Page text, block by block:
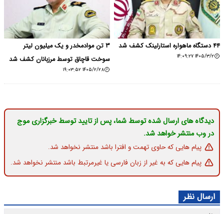
۴۴ دستگاه ماهواره استارلینک کشف شد
۱۴۰۵/۳/۲ ۱۴:۰۹:۲۷
۳ تن موادمخدر و یک میلیون لیتر
سوخت قاچاق توسط مرزبانان کشف شد
۱۴۰۵/۲/۲۸ ۱۹:۰۳:۵۲
دیدگاه های ارسال شده توسط شما، پس از تایید توسط خبرگزاری موج
در وب منتشر خواهد شد.
پیام هایی که حاوی تهمت و افترا باشد منتشر نخواهد شد.
پیام هایی که به غیر از زبان فارسی یا غیرمرتبط باشد منتشر نخواهد شد.
ارسال نظر